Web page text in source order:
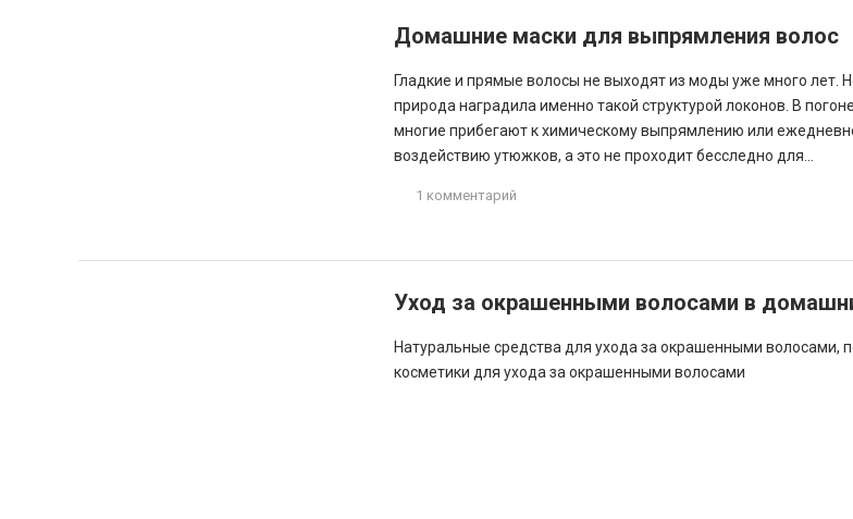
Домашние маски для выпрямления волос
Гладкие и прямые волосы не выходят из моды уже много лет.
природа наградила именно такой структурой локонов. В
многие прибегают к химическому выпрямлению или
воздействию утюжков, а это не проходит бесследно для...
1 комментарий
Уход за окрашенными волосами в
Натуральные средства для ухода за окрашенными волосами,
косметики для ухода за окрашенными волосами